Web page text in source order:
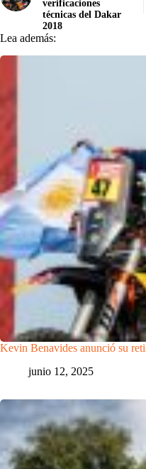
verificaciones
técnicas del Dakar
2018
Lea además:
Kevin Benavides anunció su
junio 12, 2025